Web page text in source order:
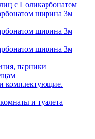
с Поликарбонатом
ширина 3м
ширина 3м
ширина 3м
парники
комплектующие.
и туалета